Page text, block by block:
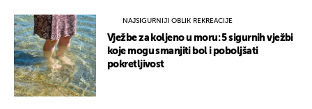
NAJSIGURNIJI OBLIK REKREACIJE
Vježbe za koljeno u moru: 5 sigurnih vježbi
koje mogu smanjiti bol i poboljšati
pokretljivost